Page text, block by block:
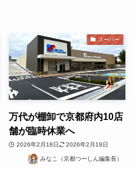
スーパー
万代が棚卸で京都府内10店
舗が臨時休業へ
2026年2月18日 2026年2月19日
みなこ（京都つーしん編集長）